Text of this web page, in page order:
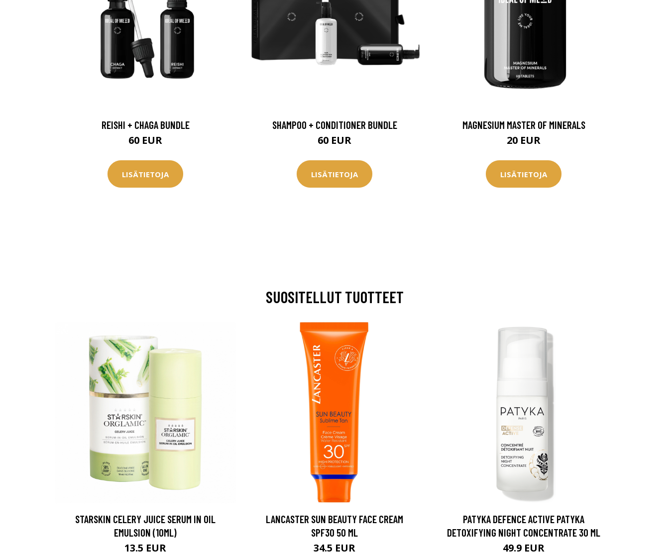
REISHI + CHAGA BUNDLE
60 EUR
LISÄTIETOJA
SHAMPOO + CONDITIONER BUNDLE
60 EUR
LISÄTIETOJA
MAGNESIUM MASTER OF MINERALS
20 EUR
LISÄTIETOJA
SUOSITELLUT TUOTTEET
STARSKIN CELERY JUICE SERUM IN OIL
EMULSION (10ML)
13.5 EUR
LANCASTER SUN BEAUTY FACE CREAM
SPF30 50 ML
34.5 EUR
PATYKA DEFENCE ACTIVE PATYKA
DETOXIFYING NIGHT CONCENTRATE 30 ML
49.9 EUR
Erikoistarjous
Sponsoriltamme
IdealofMeD Kauppa
Kaikki IdealofMeDin tuotteet -20 %!
Saat myös -200 € toimenpiteistä, kun varaat
konsultaation
KATSO TARJOUS